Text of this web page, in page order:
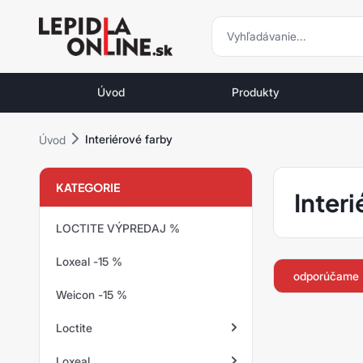
Priemyselné
lepidlá
Loctite
vyhľadávanie
vyhľadávanie
Úvod Produkty
Úvod Interiérové farby
KATEGORIE
LOCTITE VÝPREDAJ %
Loxeal -15 %
Weicon -15 %
Loctite
odporúčame